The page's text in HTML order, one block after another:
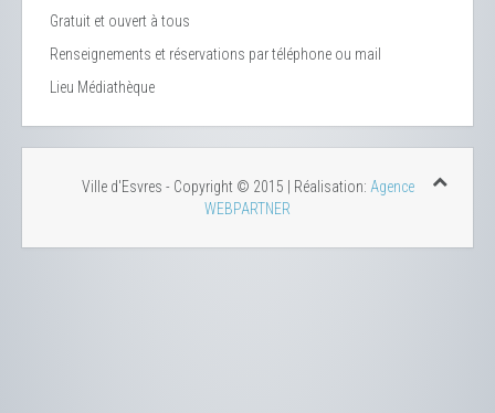
Gratuit et ouvert à tous
Renseignements et réservations par téléphone ou mail
Lieu Médiathèque
Ville d'Esvres - Copyright © 2015 | Réalisation: Agence
WEBPARTNER